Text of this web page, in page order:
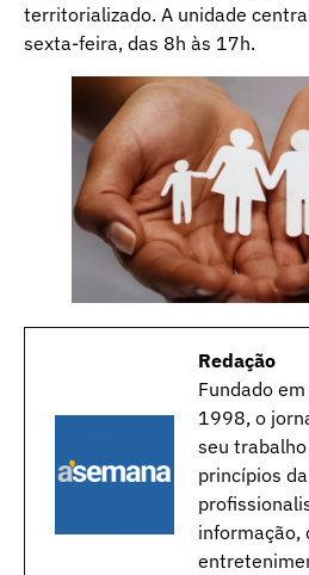
territorializado. A unidade
sexta-feira, das 8h às 17h.
Redação
Fundado
1998, o
seu
princípios
informação,